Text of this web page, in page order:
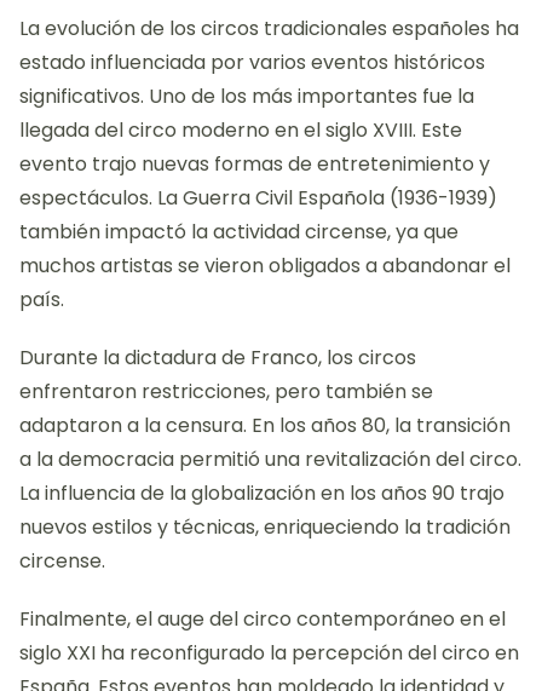
La evolución de los circos tradicionales españoles ha
estado influenciada por varios eventos históricos
significativos. Uno de los más importantes fue la
llegada del circo moderno en el siglo XVIII. Este
evento trajo nuevas formas de entretenimiento y
espectáculos. La Guerra Civil Española (1936-1939)
también impactó la actividad circense, ya que
muchos artistas se vieron obligados a abandonar el
país.
Durante la dictadura de Franco, los circos
enfrentaron restricciones, pero también se
adaptaron a la censura. En los años 80, la transición
a la democracia permitió una revitalización del circo.
La influencia de la globalización en los años 90 trajo
nuevos estilos y técnicas, enriqueciendo la tradición
circense.
Finalmente, el auge del circo contemporáneo en el
siglo XXI ha reconfigurado la percepción del circo en